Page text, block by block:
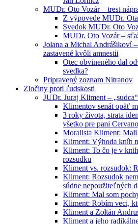
MUDr. Oto Vozár – trest
Z výpovede MUDr.
Svedok MUDr. Oto
MUDr. Oto Vozár –
Jolana a Michal Andrášikoví
zastavené kvôli amnestii
Otec obvineného dal
svedka?
Pripravený zoznam Nitranov
Zločiny proti ľudskosti
JUDr. Juraj Kliment –
Klimentov senát opäť
3 roky života, strata
všetko pre pani
Moralista Kliment:
Kliment: Výhoda kníh
Kliment: To čo je v
rozsudku
Kliment vs. rozsudok:
Kliment: Rozsudok
súdne nepoužiteľných
Kliment: Mal som
Kliment: Robím veci,
Kliment a Zoltán
Kliment a jeho